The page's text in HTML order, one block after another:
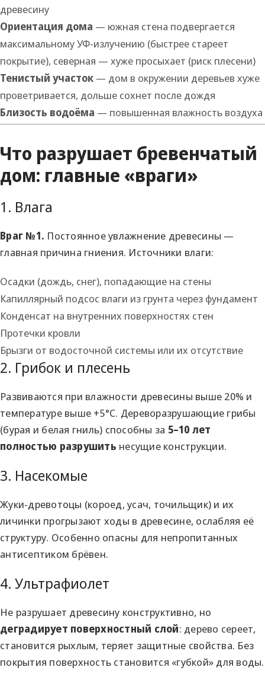
древесину
Ориентация дома — южная стена подвергается
максимальному УФ-излучению (быстрее стареет
покрытие), северная — хуже просыхает (риск плесени)
Тенистый участок — дом в окружении деревьев хуже
проветривается, дольше сохнет после дождя
Близость водоёма — повышенная влажность воздуха
Что разрушает бревенчатый
дом: главные «враги»
1. Влага
Враг №1. Постоянное увлажнение древесины —
главная причина гниения. Источники влаги:
Осадки (дождь, снег), попадающие на стены
Капиллярный подсос влаги из грунта через фундамент
Конденсат на внутренних поверхностях стен
Протечки кровли
Брызги от водосточной системы или их отсутствие
2. Грибок и плесень
Развиваются при влажности древесины выше 20% и
температуре выше +5°С. Дереворазрушающие грибы
(бурая и белая гниль) способны за 5–10 лет
полностью разрушить несущие конструкции.
3. Насекомые
Жуки-древотоцы (короед, усач, точильщик) и их
личинки прогрызают ходы в древесине, ослабляя её
структуру. Особенно опасны для непропитанных
антисептиком брёвен.
4. Ультрафиолет
Не разрушает древесину конструктивно, но
деградирует поверхностный слой: дерево сереет,
становится рыхлым, теряет защитные свойства. Без
покрытия поверхность становится «губкой» для воды.